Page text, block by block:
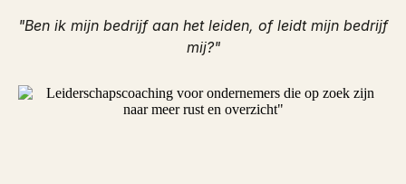
"Ben ik mijn bedrijf aan het leiden, of leidt mijn bedrijf
mij?"